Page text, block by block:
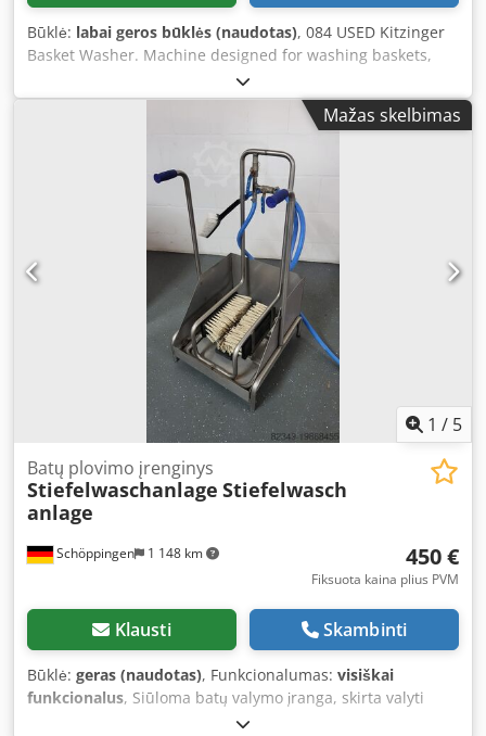
Būklė: labai geros būklės (naudotas), 084 USED Kitzinger
Basket Washer. Machine designed for washing baskets,
trays, and baking sheets. EXTERNAL DIMENSIONS (in cm): -
Height: 270 - Width: 320 - Length: 1070 MAXIMUM BASKET
DIMENSIONS (in cm): - Height: 42.5 - Width: 59.5 The
equipment is available for inspection at our warehouse
(36-068 Bachórz, Poland). Paid options available: transport
/ assembly / commissioning of the unit. The price stated is
net (excluding VAT). WE SPEAK ENGLISH, GERMAN,
FRENCH, RUSSIAN, UKRAINIAN. Our offer includes deck
ovens, rack ovens, shelf ovens, confectionery ovens, shop
ovens, bakery machines, bread production lines, roll
production lines, cake lines, croissant lines, baguette
machines, spiral mixers, planetary mixers, dough sheeters,
and croissant shapers. Djdpswivp Tefx Aclokr See all our
Mažas skelbimas
1 / 5
Schöppingen 1 148 km
Batų plovimo įrenginys
Stiefelwaschanlage Stiefelwasch
anlage
450 €
Fiksuota kaina plius PVM
Klausti Skambinti
Būklė: geras (naudotas), Funkcionalumas: visiškai
funkcionalus, Siūloma batų valymo įranga, skirta valyti
batus ir darbo avalynę. Daugiau informacijos pagal